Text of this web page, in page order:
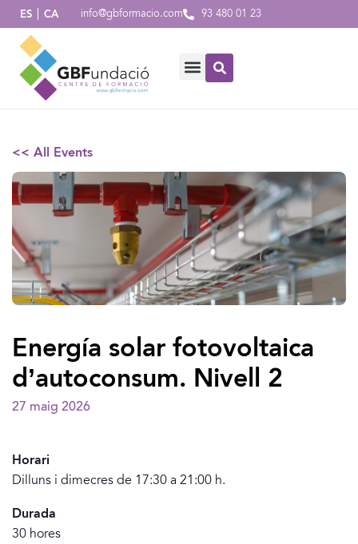
ES CA info@gbformacio.com 93 480 01 23
<< All Events
Energía solar fotovoltaica
d’autoconsum. Nivell 2
27 maig 2026
Horari
Dilluns i dimecres de 17:30 a 21:00 h.
Durada
30 hores